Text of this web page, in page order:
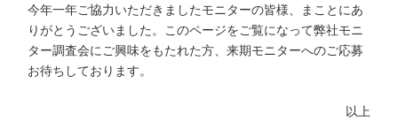
今年一年ご協力いただきましたモニターの皆様、まことにあ
りがとうございました。このページをご覧になって弊社モニ
ター調査会にご興味をもたれた方、来期モニターへのご応募
お待ちしております。
以上